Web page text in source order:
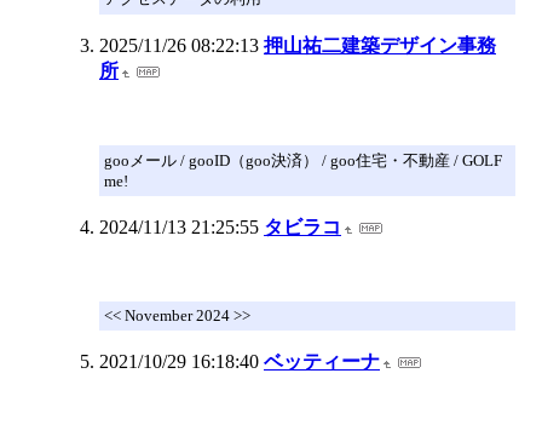
2025/11/26 08:22:13 押山祐二建築デザイン事務
所
gooメール / gooID（goo決済） / goo住宅・不動産 / GOLF
me!
2024/11/13 21:25:55 タビラコ
<< November 2024 >>
2021/10/29 16:18:40 ベッティーナ